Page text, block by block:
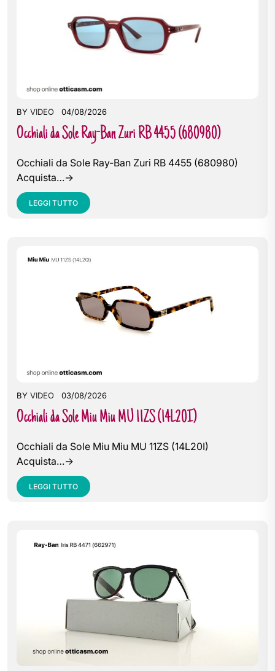
BY VIDEO 04/08/2026
Occhiali da Sole Ray-Ban Zuri RB 4455 (680980)
Occhiali da Sole Ray-Ban Zuri RB 4455 (680980)
Acquista…->
LEGGI TUTTO
BY VIDEO 03/08/2026
Occhiali da Sole Miu Miu MU 11ZS (14L20I)
Occhiali da Sole Miu Miu MU 11ZS (14L20I)
Acquista…->
LEGGI TUTTO